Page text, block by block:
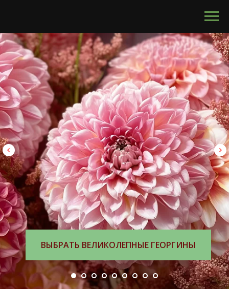
БУКЕТЫ
С МУЖСКИМ ХАРАКТЕРОМ
ВЫБРАТЬ БУКЕТ
ВЫБРАТЬ ВЕЛИКОЛЕПНЫЕ ГЕОРГИНЫ